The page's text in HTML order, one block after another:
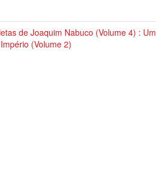
de Joaquim Nabuco (Volume 4) : Um
(Volume 2)